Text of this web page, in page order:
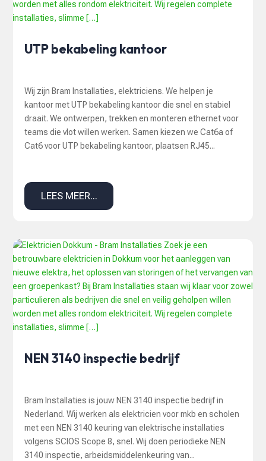
UTP bekabeling kantoor
Wij zijn Bram Installaties, elektriciens. We helpen je
kantoor met UTP bekabeling kantoor die snel en stabiel
draait. We ontwerpen, trekken en monteren ethernet voor
teams die vlot willen werken. Samen kiezen we Cat6a of
Cat6 voor UTP bekabeling kantoor, plaatsen RJ45...
LEES MEER...
NEN 3140 inspectie bedrijf
Bram Installaties is jouw NEN 3140 inspectie bedrijf in
Nederland. Wij werken als elektricien voor mkb en scholen
met een NEN 3140 keuring van elektrische installaties
volgens SCIOS Scope 8, snel. Wij doen periodieke NEN
3140 inspectie, arbeidsmiddelenkeuring van...